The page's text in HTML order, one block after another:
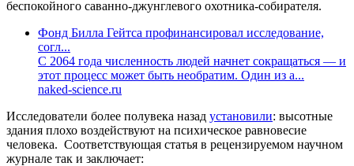
беспокойного саванно-джунглевого охотника-собирателя.
Фонд Билла Гейтса профинансировал исследование,
согл...
С 2064 года численность людей начнет сокращаться — и
этот процесс может быть необратим. Один из а...
naked-science.ru
Исследователи более полувека назад установили: высотные
здания плохо воздействуют на психическое равновесие
человека. Соответствующая статья в рецензируемом научном
журнале так и заключает: